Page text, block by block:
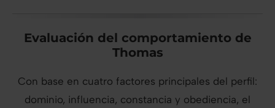
Evaluación del comportamiento de
Thomas
Con base en cuatro factores principales del perfil:
dominio, influencia, constancia y obediencia, el